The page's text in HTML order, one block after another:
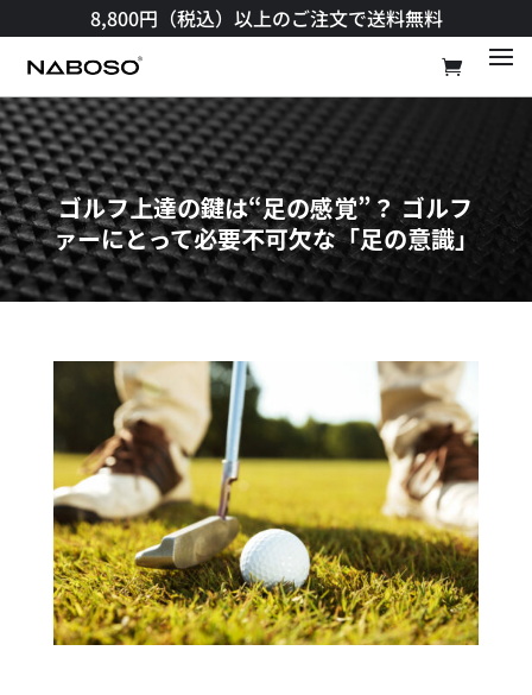
8,800円（税込）以上のご注文で送料無料​
ゴルフ上達の鍵は“足の感覚”？ ゴルフ
ァーにとって必要不可欠な「足の意識」